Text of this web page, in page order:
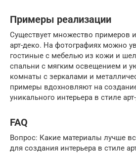
Примеры реализации
Существует множество примеров
арт-деко. На фотографиях можно
гостиные с мебелью из кожи и
спальни с мягким освещением и
комнаты с зеркалами и
примеры вдохновляют на
уникального интерьера в стиле
FAQ
Вопрос: Какие материалы лучше
для создания интерьера в стиле